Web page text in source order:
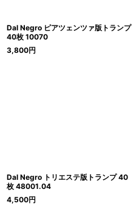
Dal Negro ピアツェンツァ版トランプ
40枚 10070
3,800円
Dal Negro トリエステ版トランプ 40
枚 48001.04
4,500円